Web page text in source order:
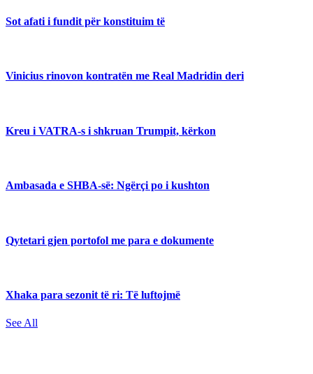
Sot afati i fundit për konstituim të
Vinicius rinovon kontratën me Real Madridin deri
Kreu i VATRA-s i shkruan Trumpit, kërkon
Ambasada e SHBA-së: Ngërçi po i kushton
Qytetari gjen portofol me para e dokumente
Xhaka para sezonit të ri: Të luftojmë
See All